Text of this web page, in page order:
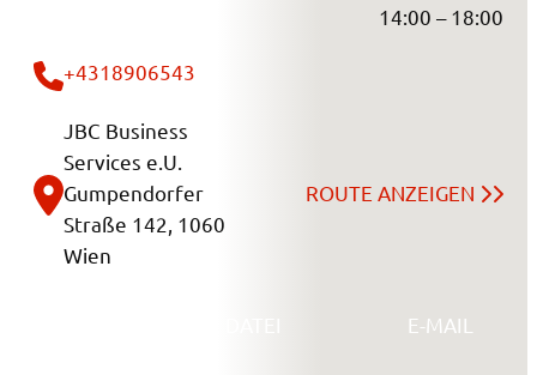
14:00 – 18:00
+4318906543
JBC Business
Services e.U.
Gumpendorfer
Straße 142, 1060
Wien
ROUTE ANZEIGEN
E-MAIL